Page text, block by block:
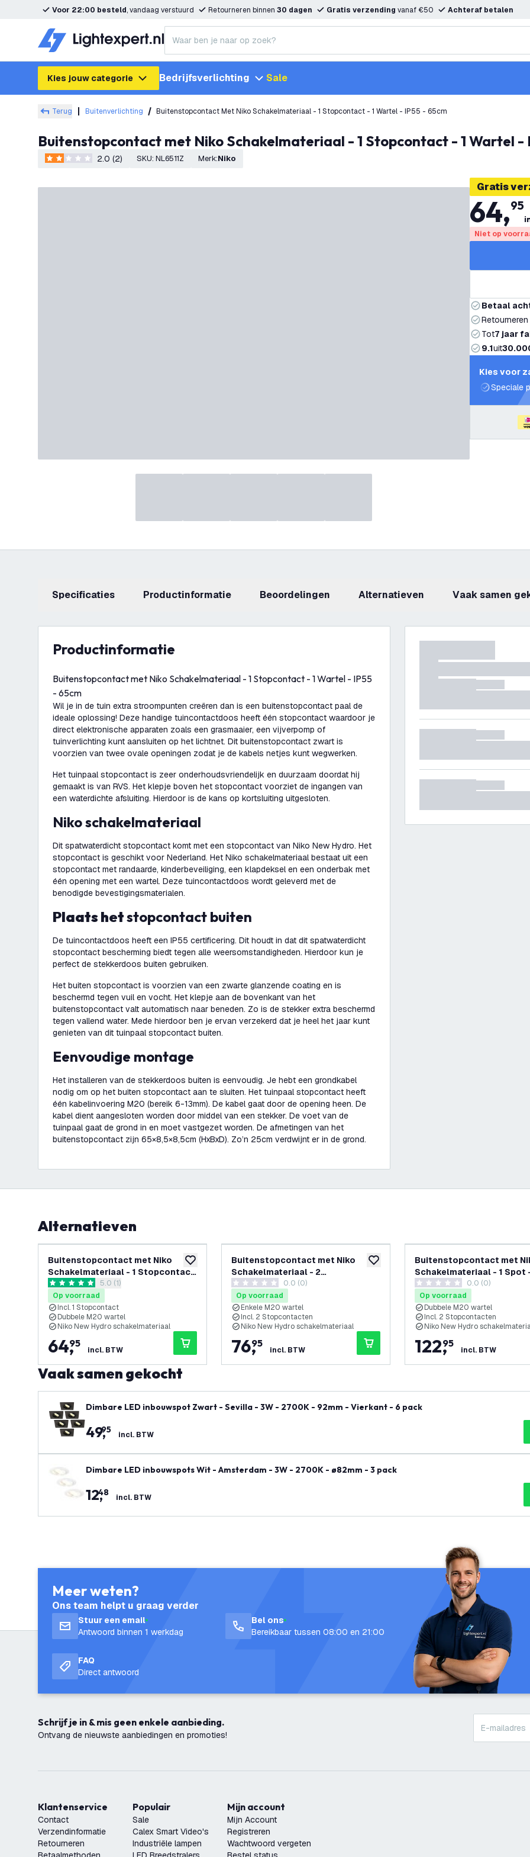
Voor 22:00 besteld, vandaag verstuurd Retourneren binnen 30 dagen Gratis verzending vanaf €50 Achteraf betalen
Kies jouw categorie Bedrijfsverlichting Sale
Terug Buitenverlichting Buitenstopcontact Met Niko Schakelmateriaal - 1 Stopcontact - 1 Wartel - IP55 - 65cm
Buitenstopcontact met Niko Schakelmateriaal - 1 Stopcontact - 1 Wartel -
2 score sterren2.0 (2) SKU: NL6511Z Merk: Niko
Gratis
64,95
Niet op
Betaal
Tot7 jaar
9.1uit
Kies voor
Speciale
Specificaties productinformatie beoordelingen Alternatieven Vaak samen
productinformatie
Buitenstopcontact met Niko Schakelmateriaal - 1 Stopcontact - 1 Wartel - IP55
- 65cm
Wil je in de tuin extra stroompunten creëren dan is een buitenstopcontact paal de
ideale oplossing! Deze handige tuincontactdoos heeft één stopcontact waardoor je
direct elektronische apparaten zoals een grasmaaier, een vijverpomp of
tuinverlichting kunt aansluiten op het lichtnet. Dit buitenstopcontact zwart is
voorzien van twee ovale openingen zodat je de kabels netjes kunt wegwerken.
Het tuinpaal stopcontact is zeer onderhoudsvriendelijk en duurzaam doordat hij
gemaakt is van RVS. Het klepje boven het stopcontact voorziet de ingangen van
een waterdichte afsluiting. Hierdoor is de kans op kortsluiting uitgesloten.
Niko schakelmateriaal
Dit spatwaterdicht stopcontact komt met een stopcontact van Niko New Hydro. Het
stopcontact is geschikt voor Nederland. Het Niko schakelmateriaal bestaat uit een
stopcontact met randaarde, kinderbeveiliging, een klapdeksel en een onderbak met
één opening met een wartel. Deze tuincontactdoos wordt geleverd met de
benodigde bevestigingsmaterialen.
Plaats hetstopcontact buiten
De tuincontactdoos heeft een IP55 certificering. Dit houdt in dat dit spatwaterdicht
stopcontact bescherming biedt tegen alle weersomstandigheden. Hierdoor kun je
perfect de stekkerdoos buiten gebruiken.
Het buiten stopcontact is voorzien van een zwarte glanzende coating en is
beschermd tegen vuil en vocht. Het klepje aan de bovenkant van het
buitenstopcontact valt automatisch naar beneden. Zo is de stekker extra beschermd
tegen vallend water. Mede hierdoor ben je ervan verzekerd dat je heel het jaar kunt
genieten van dit tuinpaal stopcontact buiten.
Eenvoudige montage
Het installeren van de stekkerdoos buiten is eenvoudig. Je hebt een grondkabel
nodig om op het buiten stopcontact aan te sluiten. Het tuinpaal stopcontact heeft
één kabelinvoering M20 (bereik 6-13mm). De kabel gaat door de opening heen. De
kabel dient aangesloten worden door middel van een stekker. De voet van de
tuinpaal gaat de grond in en moet vastgezet worden. De afmetingen van het
buitenstopcontact zijn 65×8,5×8,5cm (HxBxD). Zo’n 25cm verdwijnt er in de grond.
Alternatieven
toevoegen aan verlanglijst
Buitenstopcontact met Niko
Schakelmateriaal - 1 Stopcontact
- 2 Wartels - IP55 - 65cm
reviews drawer openen
5 score sterren5.0 (1)
Op voorraad
Incl. 1 Stopcontact
Dubbele M20 wartel
Niko New Hydro schakelmateriaal
64,
95
incl. BTW
toevoegen aan verlanglijst
Buitenstopcontact met Niko
Schakelmateriaal - 2
Stopcontacten - 1 Wartel - IP55 -
65cm
0 score sterren0.0 (0)
Op voorraad
Enkele M20 wartel
Incl. 2 Stopcontacten
Niko New Hydro schakelmateriaal
76,
95
incl. BTW
Buitenstopcontact met
Schakelmateriaal - 1 Spot
Stopcontacten - 2 Wartels
65cm
0 score sterren0.0 (0)
Op voorraad
Dubbele M20 wartel
Incl. 2 Stopcontacten
Niko New Hydro
122,
95
incl. BTW
Vaak samen gekocht
Dimbare LED inbouwspot Zwart - Sevilla - 3W - 2700K - 92mm - Vierkant - 6 pack
49,
95 incl. BTW
Dimbare LED inbouwspots Wit - Amsterdam - 3W - 2700K - ø82mm - 3 pack
12,
48 incl. BTW
Meer weten?
Ons team helpt u graag verder
Stuur een email
Antwoord binnen 1 werkdag
Bel ons
Bereikbaar tussen 08:00 en 21:00
FAQ
Direct antwoord
Schrijf je in & mis geen enkele aanbieding.
Ontvang de nieuwste aanbiedingen en promoties!
Klantenservice
Contact
Verzendinformatie
Retourneren
Populair
Sale
Calex Smart Video's
Industriële lampen
Mijn account
Mijn Account
Registreren
Wachtwoord vergeten